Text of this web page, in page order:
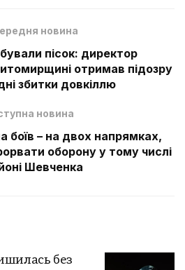
новина
пісок: директор
отримав підозру
збитки довкіллю
новина
боїв – на двох напрямках,
оборону у тому числі
Шевченка
без